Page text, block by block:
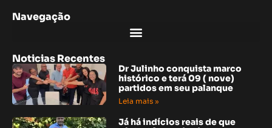
Navegação
Noticias Recentes
Dr Julinho conquista marco
histórico e terá 09 ( nove)
partidos em seu palanque
Leia mais »
Já há indícios reais de que